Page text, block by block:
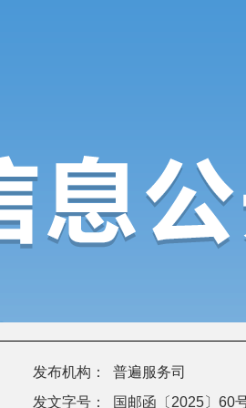
发布机构：
普遍服务司
发文字号： 国邮函〔2025〕60